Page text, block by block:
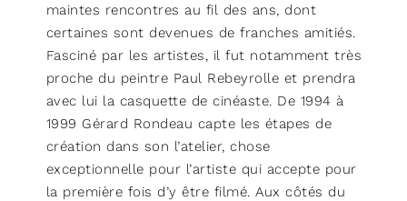
maintes rencontres au fil des ans, dont
certaines sont devenues de franches amitiés.
Fasciné par les artistes, il fut notamment très
proche du peintre Paul Rebeyrolle et prendra
avec lui la casquette de cinéaste. De 1994 à
1999 Gérard Rondeau capte les étapes de
création dans son l’atelier, chose
exceptionnelle pour l’artiste qui accepte pour
la première fois d’y être filmé. Aux côtés du